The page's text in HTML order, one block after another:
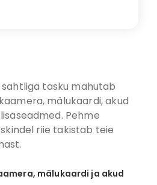
tasku mahutab
mälukaardi, akud
Pehme
riie takistab teie
mälukaardi ja akud